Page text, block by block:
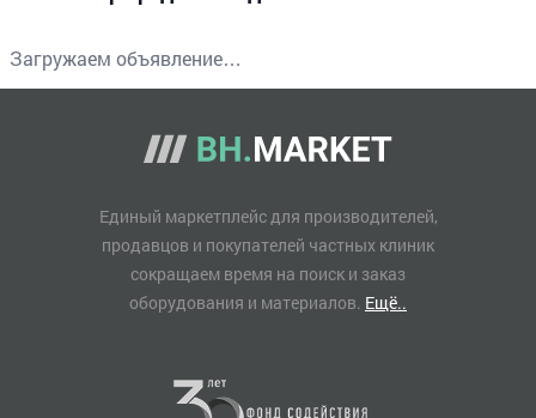
Загружаем объявление…
Единый маркетплейс для производителей,
продавцов и покупателей частных клиник
сокращаем время на поиск и заказ
оборудования и материалов. Ещё..